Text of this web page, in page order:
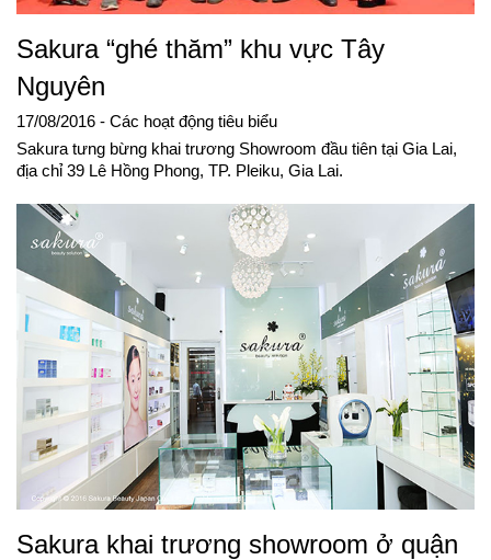
Sakura “ghé thăm” khu vực Tây
Nguyên
17/08/2016 - Các hoạt động tiêu biểu
Sakura tưng bừng khai trương Showroom đầu tiên tại Gia Lai,
địa chỉ 39 Lê Hồng Phong, TP. Pleiku, Gia Lai.
Sakura khai trương showroom ở quận